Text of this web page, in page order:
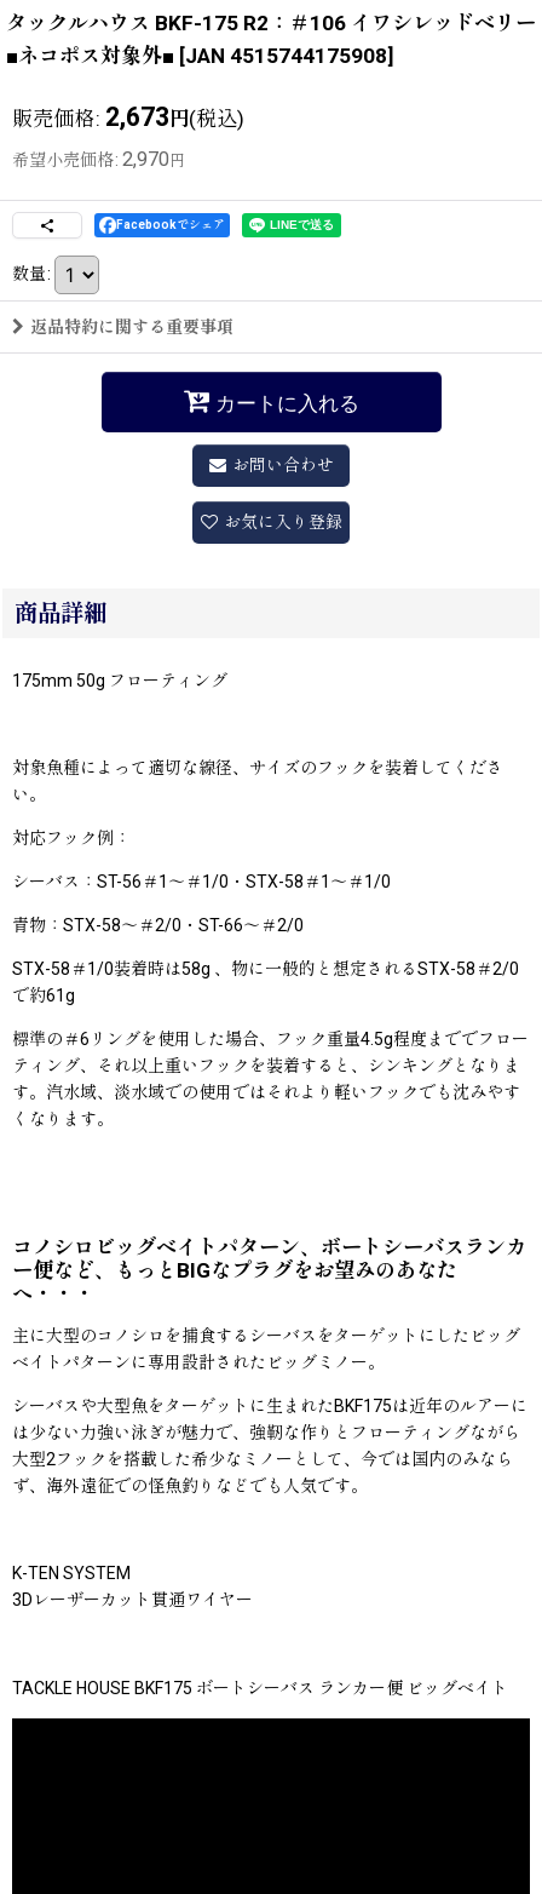
タックルハウス BKF-175 R2：＃106 イワシレッドベリー
■ネコポス対象外■ [JAN 4515744175908]
販売価格: 2,673円(税込)
希望小売価格: 2,970 円
Facebookでシェア
数量:
返品特約に関する重要事項
カートに入れる
お問い合わせ
お気に入り登録
商品詳細
175mm 50g フローティング
対象魚種によって適切な線径、サイズのフックを装着してくださ
い。
対応フック例：
シーバス：ST-56＃1〜＃1/0・STX-58＃1〜＃1/0
青物：STX-58〜＃2/0・ST-66〜＃2/0
STX-58＃1/0装着時は58g 、物に一般的と想定されるSTX-58＃2/0
で約61g
標準の＃6リングを使用した場合、フック重量4.5g程度まででフロー
ティング、それ以上重いフックを装着すると、シンキングとなりま
す。汽水域、淡水域での使用ではそれより軽いフックでも沈みやす
くなります。
コノシロビッグベイトパターン、ボートシーバスランカ
ー便など、もっとBIGなプラグをお望みのあなた
へ・・・
主に大型のコノシロを捕食するシーバスをターゲットにしたビッグ
ベイトパターンに専用設計されたビッグミノー。
シーバスや大型魚をターゲットに生まれたBKF175は近年のルアーに
は少ない力強い泳ぎが魅力で、強靭な作りとフローティングながら
大型2フックを搭載した希少なミノーとして、今では国内のみなら
ず、海外遠征での怪魚釣りなどでも人気です。
K-TEN SYSTEM
3Dレーザーカット貫通ワイヤー
TACKLE HOUSE BKF175 ボートシーバス ランカー便 ビッグベイト